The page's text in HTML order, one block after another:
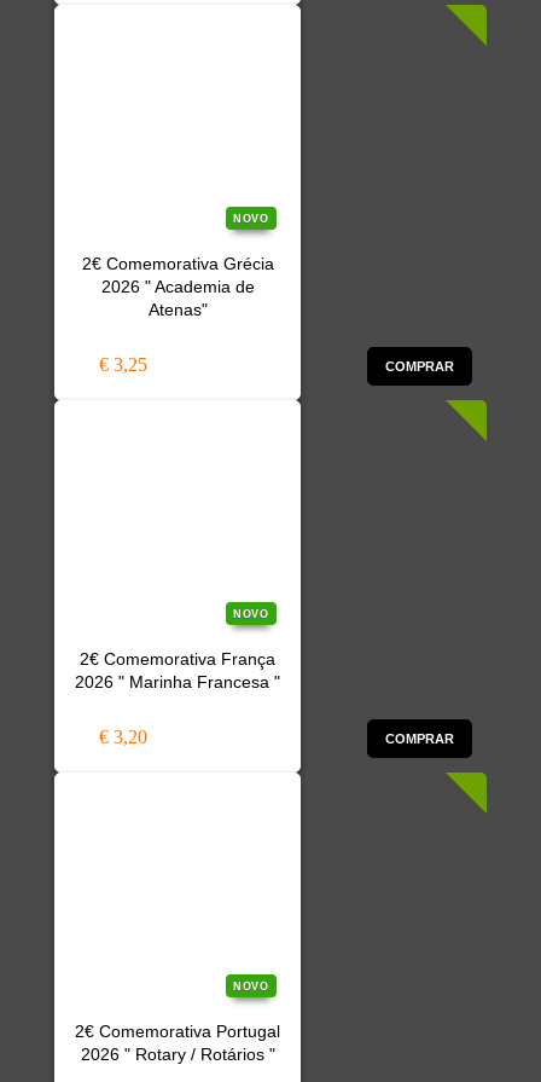
NOVO
2€ Comemorativa Grécia
2026 " Academia de
Atenas"
€ 3,25 COMPRAR
NOVO
2€ Comemorativa França
2026 " Marinha Francesa "
€ 3,20 COMPRAR
NOVO
2€ Comemorativa Portugal
2026 " Rotary / Rotários "